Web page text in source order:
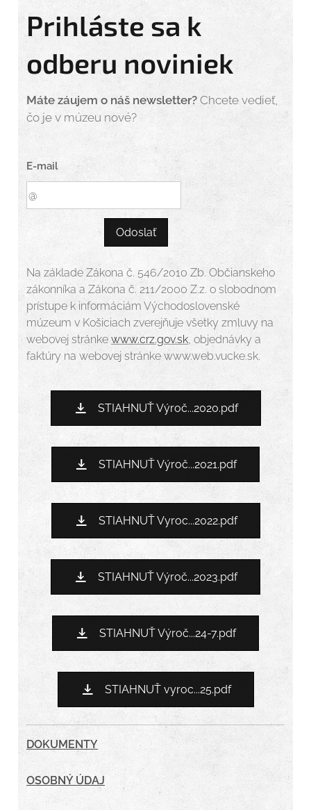
Prihláste sa k
odberu noviniek
Máte záujem o náš newsletter? Chcete vedieť,
čo je v múzeu nové?
E-mail
Odoslať
Na základe Zákona č. 546/2010 Zb. Občianskeho
zákonníka a Zákona č. 211/2000 Z.z. o slobodnom
prístupe k informáciám Východoslovenské
múzeum v Košiciach zverejňuje všetky zmluvy na
webovej stránkewww.crz.gov.sk, objednávky a
faktúry na webovej stránke www.web.vucke.sk.
STIAHNUŤ Výroč...2020.pdf
STIAHNUŤ Výroč...2021.pdf
STIAHNUŤ Vyroc...2022.pdf
STIAHNUŤ Výroč...2023.pdf
STIAHNUŤ Výroč...24-7.pdf
STIAHNUŤ vyroc...25.pdf
DOKUMENTY
OSOBNÝ ÚDAJ